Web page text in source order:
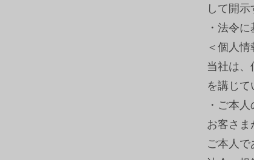
して開
・法令
＜個人
当社は、
を講じて
・ご本
お客さま
ご本人で